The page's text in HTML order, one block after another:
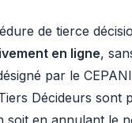
de tierce
en ligne,
par le
Décideurs sont
soit en annulant le